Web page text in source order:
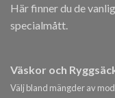
Här finner du de
specialmått.
Väskor och
Välj bland mängder av